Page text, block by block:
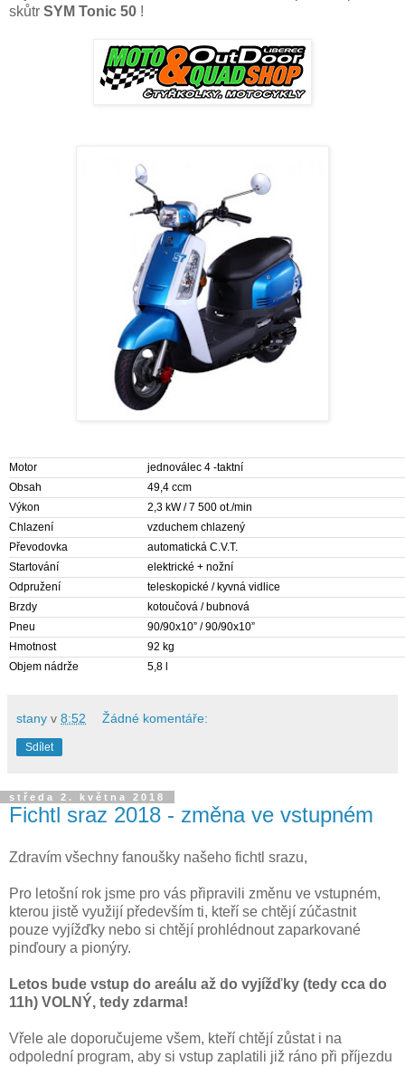
skůtr SYM Tonic 50 !
Motor
jednoválec 4 -taktní
Obsah
49,4 ccm
Výkon
2,3 kW / 7 500 ot./min
Chlazení
vzduchem chlazený
Převodovka
automatická C.V.T.
Startování
elektrické + nožní
Odpružení
teleskopické / kyvná vidlice
Brzdy
kotoučová / bubnová
Pneu
90/90x10” / 90/90x10”
Hmotnost
92 kg
Objem nádrže
5,8 l
stany v 8:52 Žádné komentáře:
Sdílet
středa 2. května 2018
Fichtl sraz 2018 - změna ve vstupném
Zdravím všechny fanoušky našeho fichtl srazu,
Pro letošní rok jsme pro vás připravili změnu ve vstupném,
kterou jistě využijí především ti, kteří se chtějí zúčastnit
pouze vyjížďky nebo si chtějí prohlédnout zaparkované
pinďoury a pionýry.
Letos bude vstup do areálu až do vyjížďky (tedy cca do
11h) VOLNÝ, tedy zdarma!
Vřele ale doporučujeme všem, kteří chtějí zůstat i na
odpolední program, aby si vstup zaplatili již ráno při příjezdu